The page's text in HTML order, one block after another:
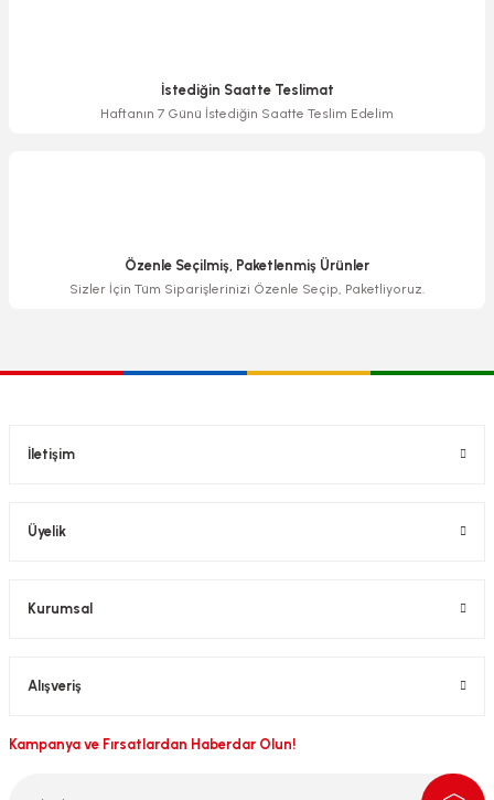
İstediğin Saatte Teslimat
Haftanın 7 Günü İstediğin Saatte Teslim Edelim
Özenle Seçilmiş, Paketlenmiş Ürünler
Sizler İçin Tüm Siparişlerinizi Özenle Seçip, Paketliyoruz.
İletişim
Üyelik
Kurumsal
Alışveriş
Kampanya ve Fırsatlardan Haberdar Olun!